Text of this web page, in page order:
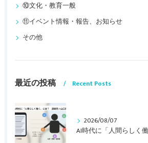
⑩文化・教育一般
⑪イベント情報・報告、お知らせ
その他
最近の投稿 Recent Posts
2026/08/07